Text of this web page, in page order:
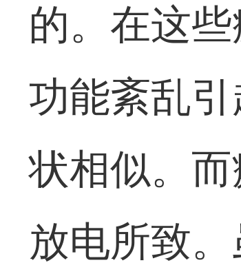
的。在这
功能紊乱
状相似。
放电所致